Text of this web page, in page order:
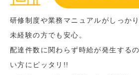
研修制度や業務マニュアルがしっか
未経験の方でも安心。
配達件数に関わらず時給が発生する
い方にピッタリ!!